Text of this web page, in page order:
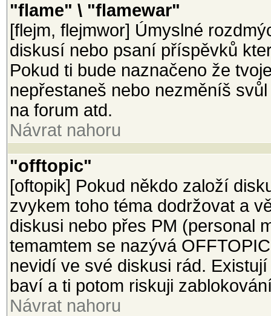
"flame" \ "flamewar"
[flejm, flejmwor] Úmyslné
diskusí nebo psaní příspěvků
Pokud ti bude naznačeno že
nepřestaneš nebo nezměníš
na forum atd.
Návrat nahoru
"offtopic"
[oftopik] Pokud někdo založí
zvykem toho téma dodržovat a
diskusi nebo přes PM (personal
temamtem se nazývá
nevidí ve své diskusi rád.
baví a ti potom riskuji
Návrat nahoru